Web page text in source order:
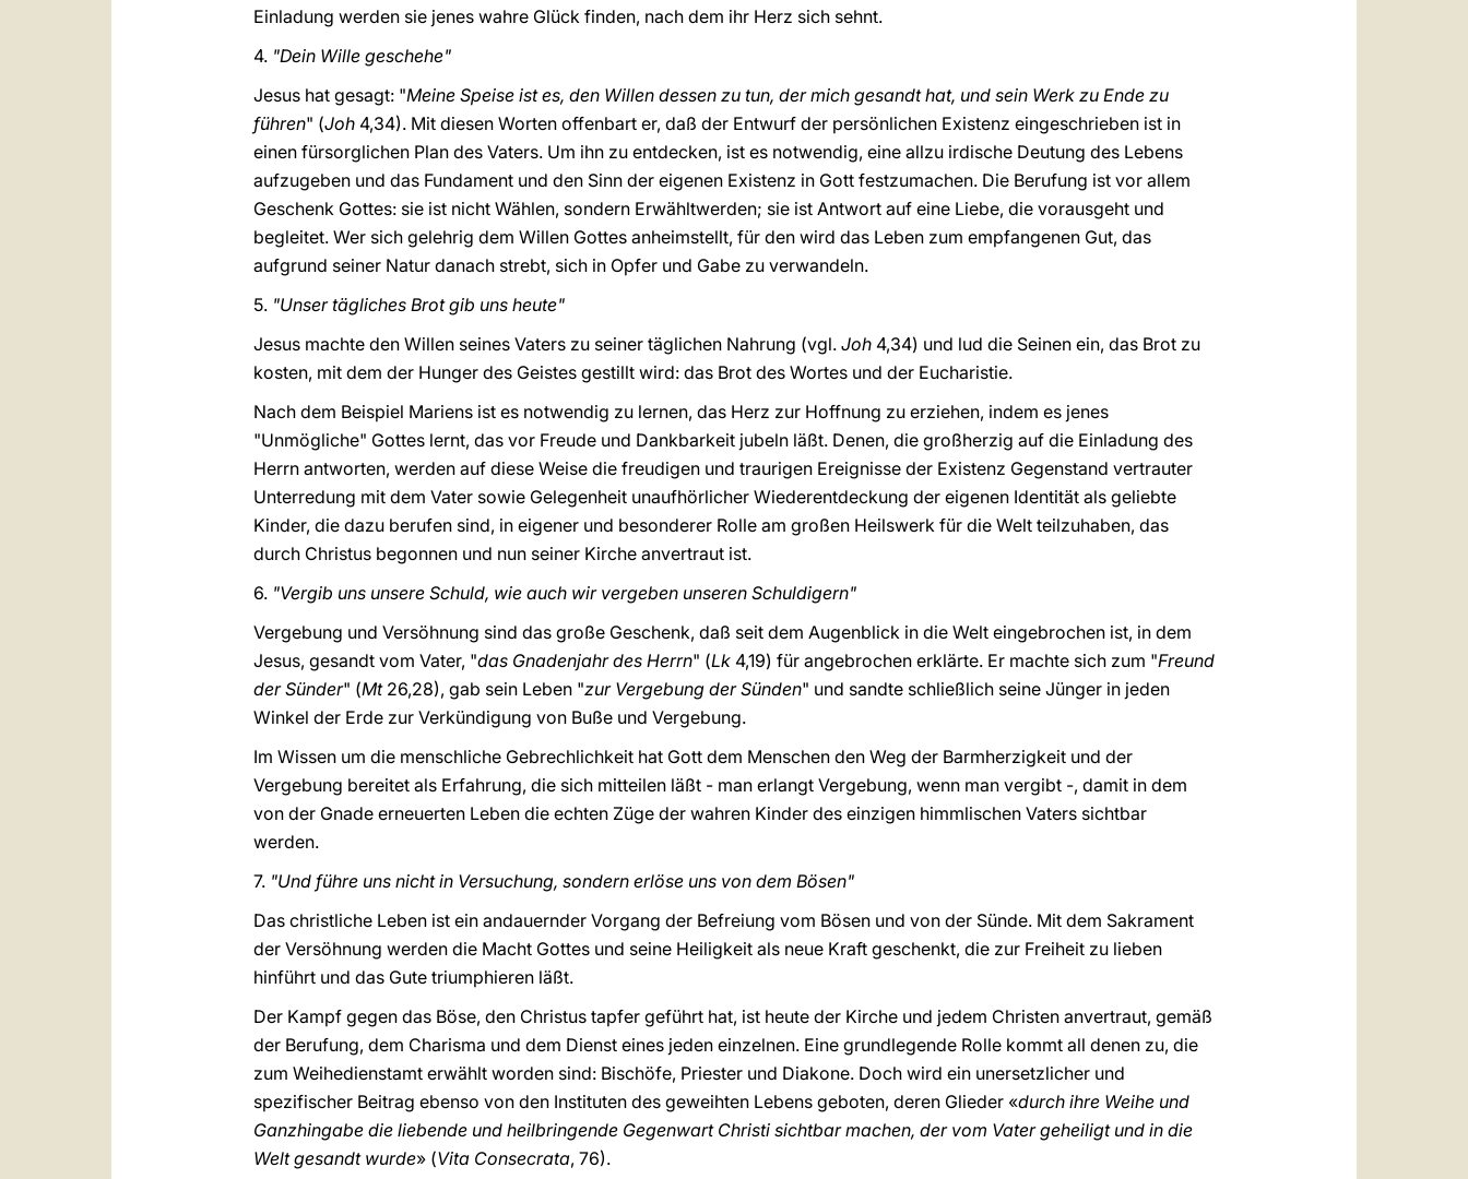
Einladung werden sie jenes wahre Glück finden, nach dem ihr Herz sich sehnt.
4. "Dein Wille geschehe"
Jesus hat gesagt: "Meine Speise ist es, den Willen dessen zu tun, der mich gesandt hat, und sein Werk zu Ende zu
führen" (Joh 4,34). Mit diesen Worten offenbart er, daß der Entwurf der persönlichen Existenz eingeschrieben ist in
einen fürsorglichen Plan des Vaters. Um ihn zu entdecken, ist es notwendig, eine allzu irdische Deutung des Lebens
aufzugeben und das Fundament und den Sinn der eigenen Existenz in Gott festzumachen. Die Berufung ist vor allem
Geschenk Gottes: sie ist nicht Wählen, sondern Erwähltwerden; sie ist Antwort auf eine Liebe, die vorausgeht und
begleitet. Wer sich gelehrig dem Willen Gottes anheimstellt, für den wird das Leben zum empfangenen Gut, das
aufgrund seiner Natur danach strebt, sich in Opfer und Gabe zu verwandeln.
5. "Unser tägliches Brot gib uns heute"
Jesus machte den Willen seines Vaters zu seiner täglichen Nahrung (vgl. Joh 4,34) und lud die Seinen ein, das Brot zu
kosten, mit dem der Hunger des Geistes gestillt wird: das Brot des Wortes und der Eucharistie.
Nach dem Beispiel Mariens ist es notwendig zu lernen, das Herz zur Hoffnung zu erziehen, indem es jenes
"Unmögliche" Gottes lernt, das vor Freude und Dankbarkeit jubeln läßt. Denen, die großherzig auf die Einladung des
Herrn antworten, werden auf diese Weise die freudigen und traurigen Ereignisse der Existenz Gegenstand vertrauter
Unterredung mit dem Vater sowie Gelegenheit unaufhörlicher Wiederentdeckung der eigenen Identität als geliebte
Kinder, die dazu berufen sind, in eigener und besonderer Rolle am großen Heilswerk für die Welt teilzuhaben, das
durch Christus begonnen und nun seiner Kirche anvertraut ist.
6. "Vergib uns unsere Schuld, wie auch wir vergeben unseren Schuldigern"
Vergebung und Versöhnung sind das große Geschenk, daß seit dem Augenblick in die Welt eingebrochen ist, in dem
Jesus, gesandt vom Vater, "das Gnadenjahr des Herrn" (Lk 4,19) für angebrochen erklärte. Er machte sich zum "Freund
der Sünder" (Mt26,28), gab sein Leben "zur Vergebung der Sünden" und sandte schließlich seine Jünger in jeden
Winkel der Erde zur Verkündigung von Buße und Vergebung.
Im Wissen um die menschliche Gebrechlichkeit hat Gott dem Menschen den Weg der Barmherzigkeit und der
Vergebung bereitet als Erfahrung, die sich mitteilen läßt - man erlangt Vergebung, wenn man vergibt -, damit in dem
von der Gnade erneuerten Leben die echten Züge der wahren Kinder des einzigen himmlischen Vaters sichtbar
werden.
7. "Und führe uns nicht in Versuchung, sondern erlöse uns von dem Bösen"
Das christliche Leben ist ein andauernder Vorgang der Befreiung vom Bösen und von der Sünde. Mit dem Sakrament
der Versöhnung werden die Macht Gottes und seine Heiligkeit als neue Kraft geschenkt, die zur Freiheit zu lieben
hinführt und das Gute triumphieren läßt.
Der Kampf gegen das Böse, den Christus tapfer geführt hat, ist heute der Kirche und jedem Christen anvertraut, gemäß
der Berufung, dem Charisma und dem Dienst eines jeden einzelnen. Eine grundlegende Rolle kommt all denen zu, die
zum Weihedienstamt erwählt worden sind: Bischöfe, Priester und Diakone. Doch wird ein unersetzlicher und
spezifischer Beitrag ebenso von den Instituten des geweihten Lebens geboten, deren Glieder «durch ihre Weihe und
Ganzhingabe die liebende und heilbringende Gegenwart Christi sichtbar machen, der vom Vater geheiligt und in die
Welt gesandt wurde» (Vita Consecrata, 76).